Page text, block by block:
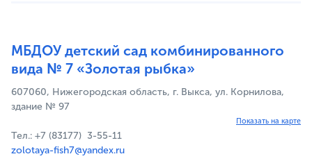
МБДОУ детский сад комбинированного
вида № 7 «Золотая рыбка»
607060, Нижегородская область, г. Выкса, ул. Корнилова,
здание № 97
Показать на карте
Тел.: +7 (83177) 3-55-11
zolotaya-fish7@yandex.ru